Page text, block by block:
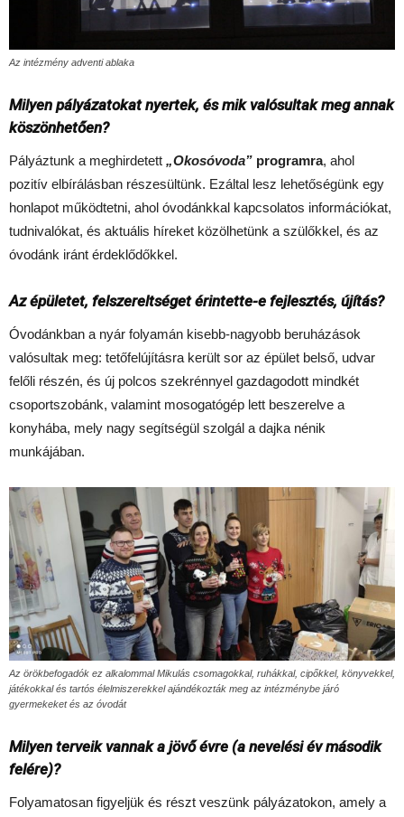
Az intézmény adventi ablaka
Milyen pályázatokat nyertek, és mik valósultak meg annak
köszönhetően?
Pályáztunk a meghirdetett „Okosóvoda” programra, ahol
pozitív elbírálásban részesültünk. Ezáltal lesz lehetőségünk egy
honlapot működtetni, ahol óvodánkkal kapcsolatos információkat,
tudnivalókat, és aktuális híreket közölhetünk a szülőkkel, és az
óvodánk iránt érdeklődőkkel.
Az épületet, felszereltséget érintette-e fejlesztés, újítás?
Óvodánkban a nyár folyamán kisebb-nagyobb beruházások
valósultak meg: tetőfelújításra került sor az épület belső, udvar
felőli részén, és új polcos szekrénnyel gazdagodott mindkét
csoportszobánk, valamint mosogatógép lett beszerelve a
konyhába, mely nagy segítségül szolgál a dajka nénik
munkájában.
Az örökbefogadók ez alkalommal Mikulás csomagokkal, ruhákkal, cipőkkel, könyvekkel,
játékokkal és tartós élelmiszerekkel ajándékozták meg az intézménybe járó
gyermekeket és az óvodát
Milyen terveik vannak a jövő évre (a nevelési év második
felére)?
Folyamatosan figyeljük és részt veszünk pályázatokon, amely a